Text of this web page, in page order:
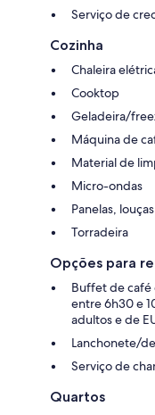
Serviço de
Cozinha
Chaleira
Cooktop
Geladeira/
Máquina de
Material de
Micro-ondas
Panelas,
Torradeira
Opções para
Buffet de café
entre 6h30 e
adultos e de
Lanchonete/
Serviço de
Quartos